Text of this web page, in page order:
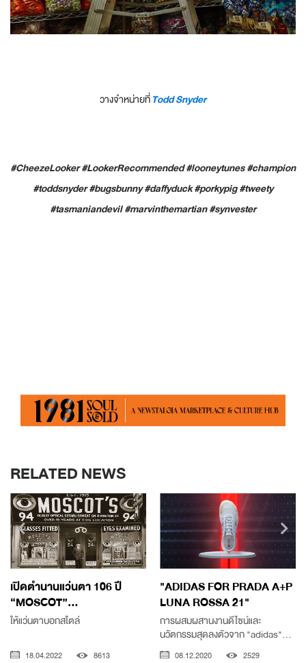
วางจำหน่ายที่Todd Snyder
#CheezeLooker #LookerRecommended #looneytunes #champion
#toddsnyder #bugsbunny #daffyduck #porkypig #tweety
#tasmaniandevil #marvinthemartian #synvester
RELATED NEWS
เปิดตำนานแว่นตา 106 ปี
“MOSCOT”...
ให้แว่นตาบอกสไตล์
18.04.2022 8613
"ADIDAS FOR PRADA A+P
LUNA ROSSA 21"
การผสมผสานงานดีไซน์และ
นวัตกรรมสุดลงตัวจาก "adidas"...
08.12.2020 2529